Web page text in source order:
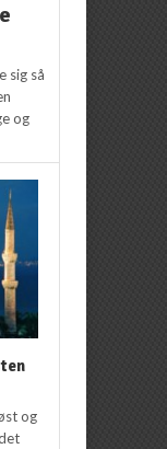
sig så
og
og